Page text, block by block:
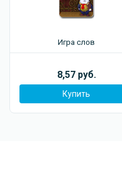
Игра слов
8,57 руб.
Купить